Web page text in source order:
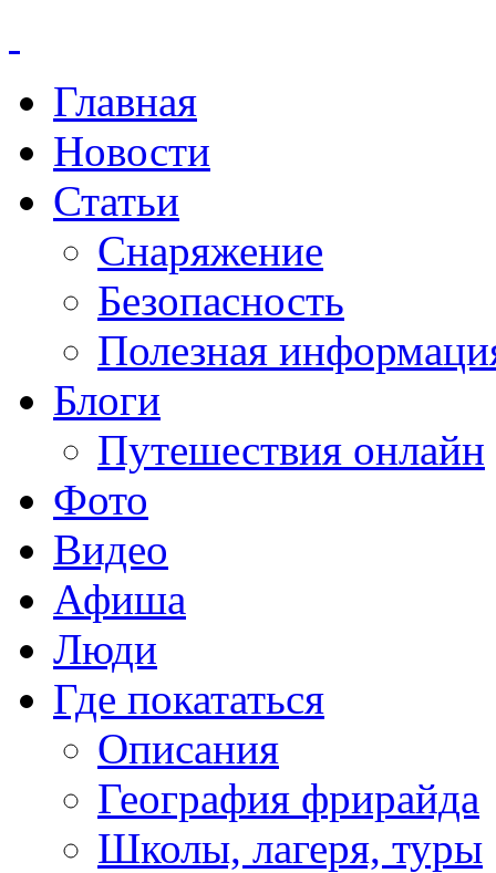
Главная
Новости
Статьи
Снаряжение
Безопасность
Полезная
Блоги
Путешествия онлайн
Фото
Видео
Афиша
Люди
Где покататься
Описания
География фрирайда
Школы, лагеря, туры